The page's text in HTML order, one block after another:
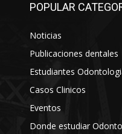
POPULAR
Noticias
Publicaciones dentales
Estudiantes
Casos Clinicos
Eventos
Donde estudiar